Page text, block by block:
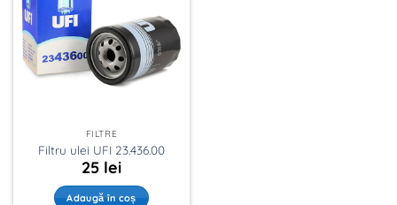
FILTRE
Filtru ulei UFI 23.436.00
25 lei
Adaugă în coș